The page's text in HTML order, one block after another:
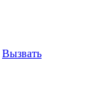
Вызвать